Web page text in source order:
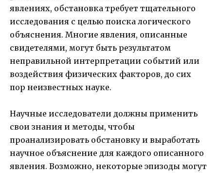
явлениях, обстановка требует тщательного
исследования с целью поиска логического
объяснения. Многие явления, описанные
свидетелями, могут быть результатом
неправильной интерпретации событий или
воздействия физических факторов, до сих
пор неизвестных науке.
Научные исследователи должны применить
свои знания и методы, чтобы
проанализировать обстановку и выработать
научное объяснение для каждого описанного
явления. Возможно, некоторые эпизоды могут